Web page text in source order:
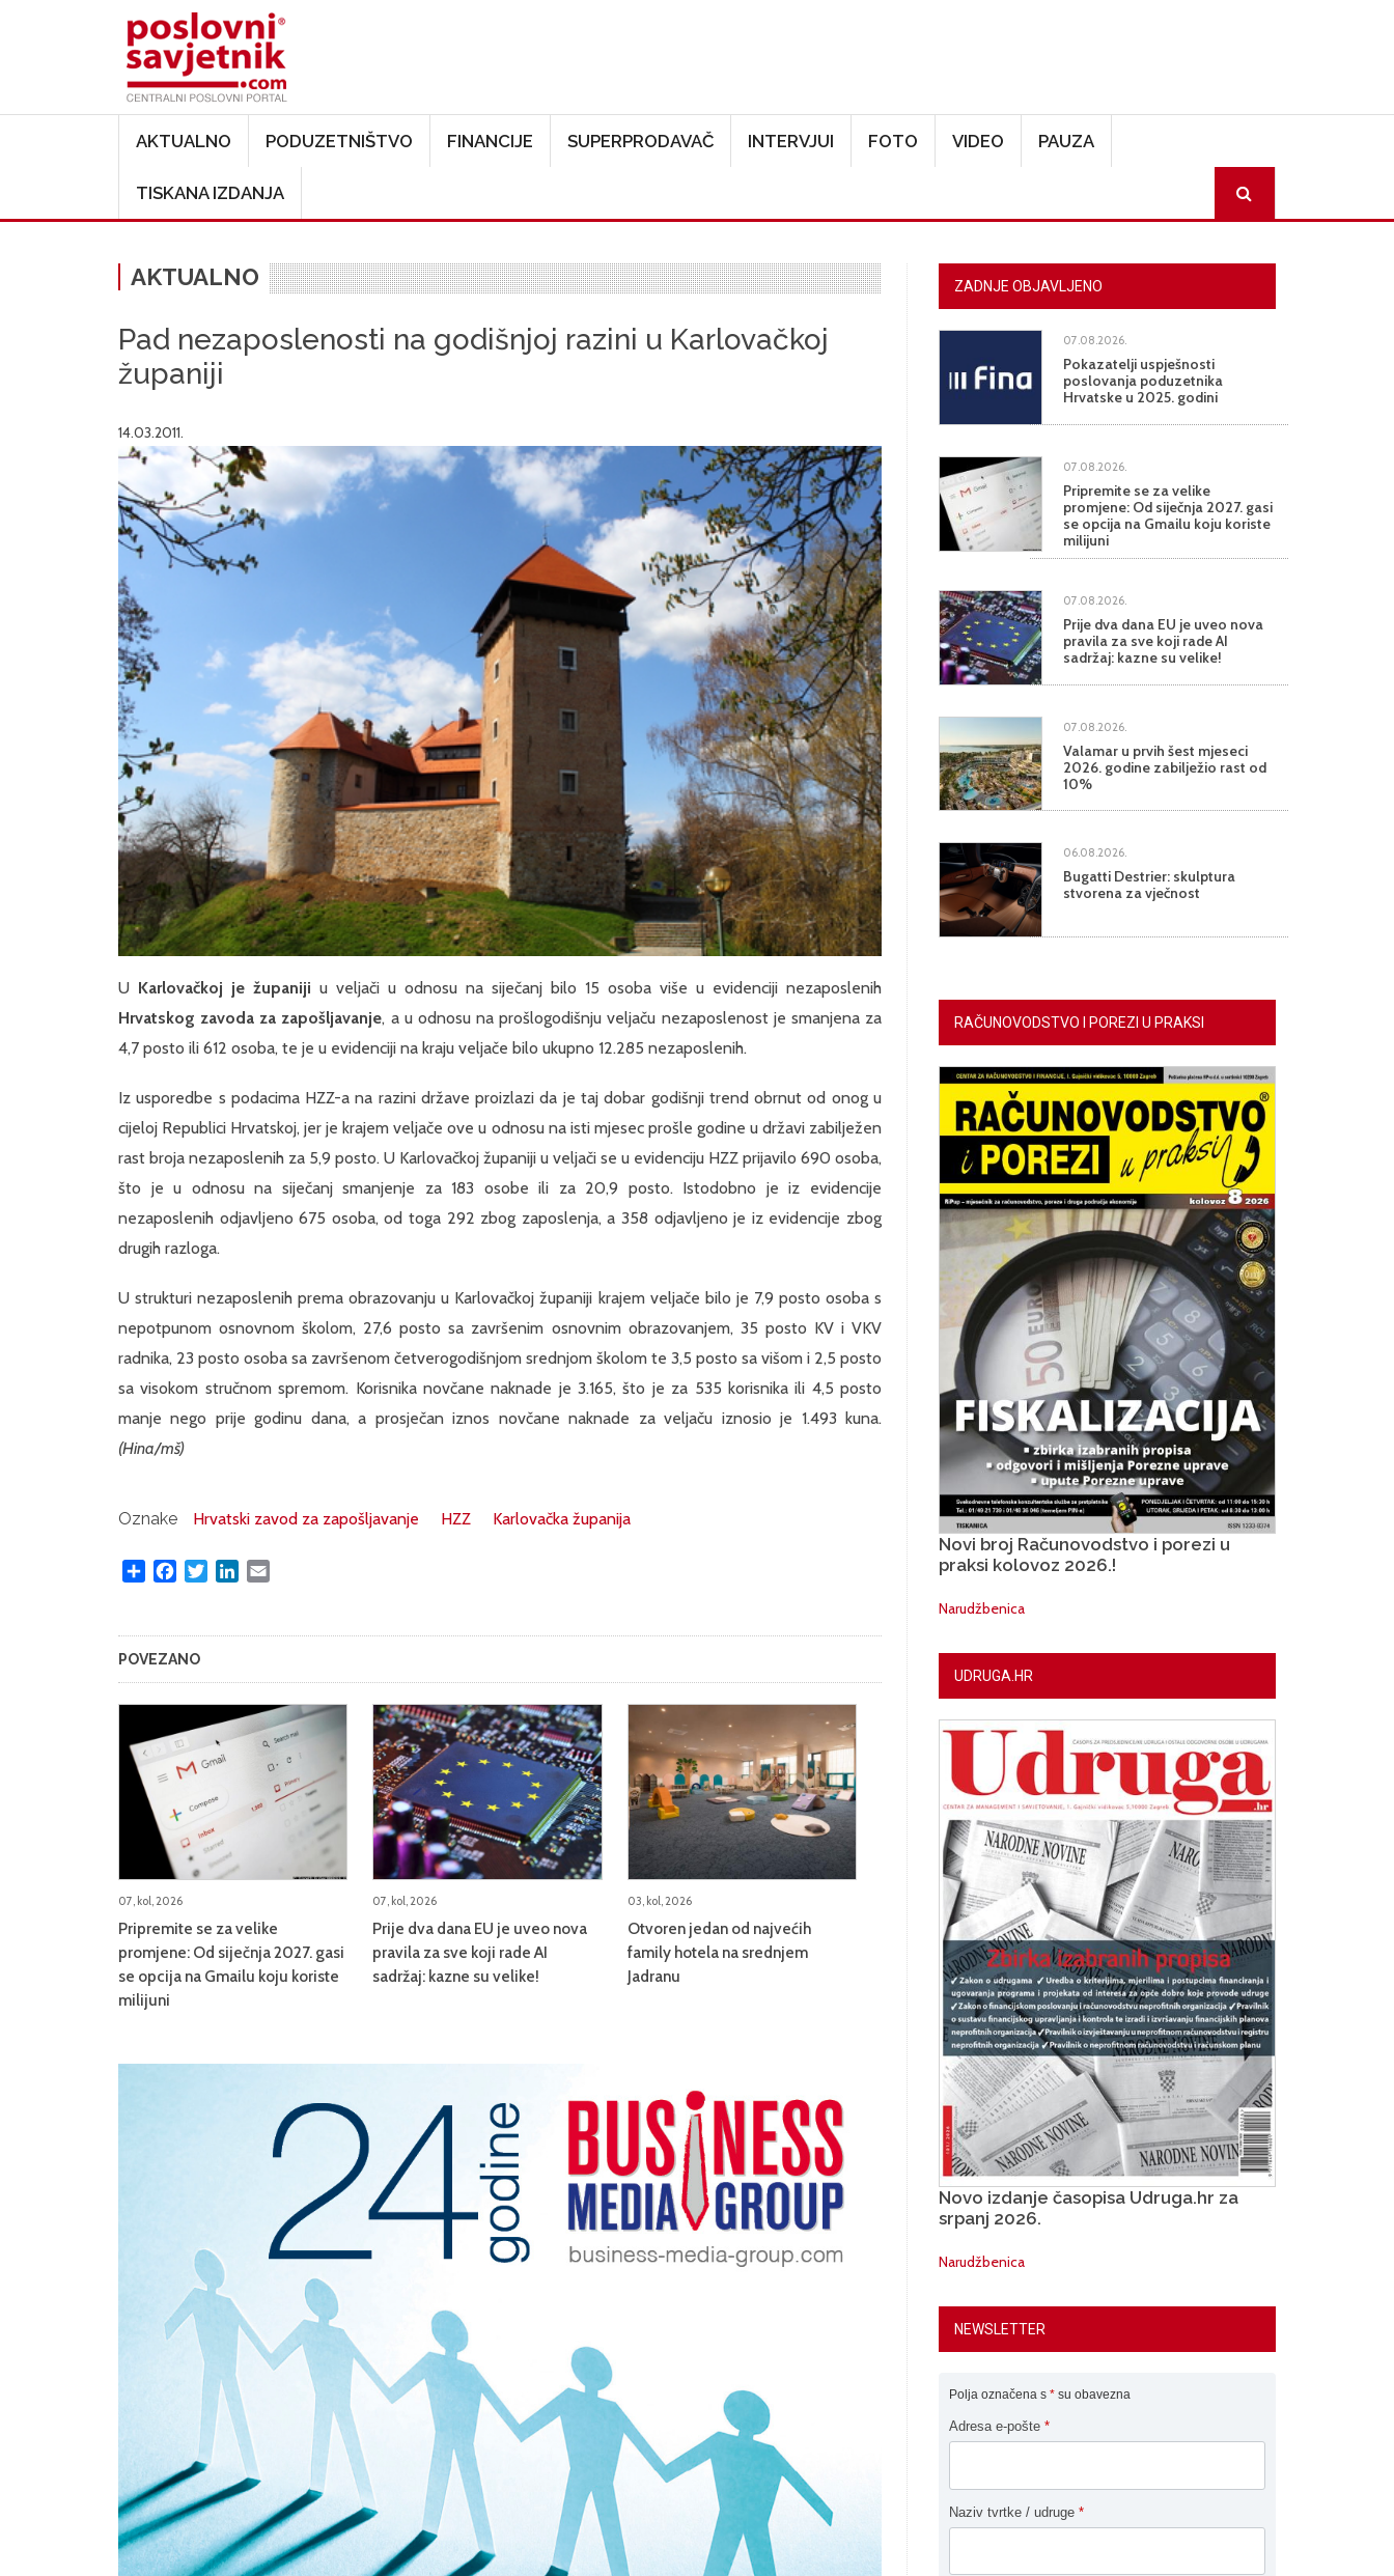
AKTUALNO PODUZETNIŠTVO FINANCIJE SUPERPRODAVAČ INTERVJUI FOTO VIDEO PAUZA
TISKANA IZDANJA
AKTUALNO
Pad nezaposlenosti na godišnjoj razini u Karlovačkoj
županiji
14.03.2011.
U Karlovačkoj je županiji u veljači u odnosu na siječanj bilo 15 osoba više u evidenciji nezaposlenih
Hrvatskog zavoda za zapošljavanje, a u odnosu na prošlogodišnju veljaču nezaposlenost je smanjena za
4,7 posto ili 612 osoba, te je u evidenciji na kraju veljače bilo ukupno 12.285 nezaposlenih.
Iz usporedbe s podacima HZZ-a na razini države proizlazi da je taj dobar godišnji trend obrnut od onog u
cijeloj Republici Hrvatskoj, jer je krajem veljače ove u odnosu na isti mjesec prošle godine u državi zabilježen
rast broja nezaposlenih za 5,9 posto. U Karlovačkoj županiji u veljači se u evidenciju HZZ prijavilo 690 osoba,
što je u odnosu na siječanj smanjenje za 183 osobe ili za 20,9 posto. Istodobno je iz evidencije
nezaposlenih odjavljeno 675 osoba, od toga 292 zbog zaposlenja, a 358 odjavljeno je iz evidencije zbog
drugih razloga.
U strukturi nezaposlenih prema obrazovanju u Karlovačkoj županiji krajem veljače bilo je 7,9 posto osoba s
nepotpunom osnovnom školom, 27,6 posto sa završenim osnovnim obrazovanjem, 35 posto KV i VKV
radnika, 23 posto osoba sa završenom četverogodišnjom srednjom školom te 3,5 posto sa višom i 2,5 posto
sa visokom stručnom spremom. Korisnika novčane naknade je 3.165, što je za 535 korisnika ili 4,5 posto
manje nego prije godinu dana, a prosječan iznos novčane naknade za veljaču iznosio je 1.493 kuna.
(Hina/mš)
Oznake Hrvatski zavod za zapošljavanje HZZ Karlovačka županija
Share FacebookTwitterLinkedIn
POVEZANO
07, kol, 2026
Pripremite se za velike
promjene: Od siječnja 2027. gasi
se opcija na Gmailu koju koriste
milijuni
07, kol, 2026
Prije dva dana EU je uveo nova
pravila za sve koji rade AI
sadržaj: kazne su velike!
03, kol, 2026
Otvoren jedan od najvećih
family hotela na srednjem
Jadranu
ZADNJE OBJAVLJENO
07.08.2026.
Pokazatelji uspješnosti
poslovanja poduzetnika
Hrvatske u 2025. godini
07.08.2026.
Pripremite se za velike
promjene: Od siječnja 2027. gasi
se opcija na Gmailu koju koriste
milijuni
07.08.2026.
Prije dva dana EU je uveo nova
pravila za sve koji rade AI
sadržaj: kazne su velike!
07.08.2026.
Valamar u prvih šest mjeseci
2026. godine zabilježio rast od
10%
06.08.2026.
Bugatti Destrier: skulptura
stvorena za vječnost
RAČUNOVODSTVO I POREZI U PRAKSI
Novi broj Računovodstvo i porezi u
praksi kolovoz 2026.!
Narudžbenica
UDRUGA.HR
Novo izdanje časopisa Udruga.hr za
srpanj 2026.
Narudžbenica
NEWSLETTER
Polja označena s * su obavezna
Adresa e-pošte *
Naziv tvrtke / udruge *